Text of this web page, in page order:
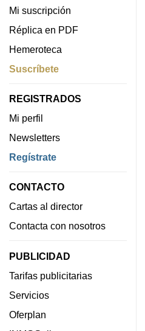
Mi suscripción
Réplica en PDF
Hemeroteca
Suscríbete
REGISTRADOS
Mi perfil
Newsletters
Regístrate
CONTACTO
Cartas al director
Contacta con nosotros
PUBLICIDAD
Tarifas publicitarias
Servicios
Oferplan